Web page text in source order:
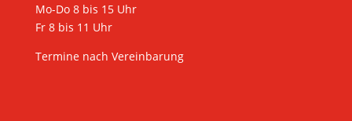
Mo-Do 8 bis 15 Uhr
Fr 8 bis 11 Uhr
Termine nach Vereinbarung